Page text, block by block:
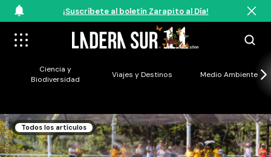
¡Suscríbete al boletín Zarapito al Día!
Ciencia y
Biodiversidad
Viajes y Destinos Medio Ambiente
Todos los artículos